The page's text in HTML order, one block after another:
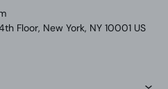
Floor, New York, NY 10001 US